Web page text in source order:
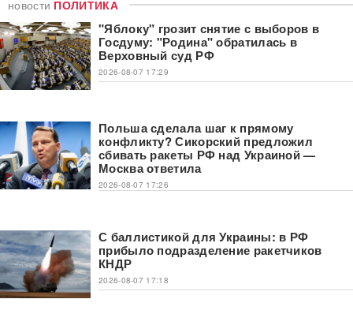
новости ПОЛИТИКА
"Яблоку" грозит снятие с выборов в
Госдуму: "Родина" обратилась в
Верховный суд РФ
2026-08-07 17:29
Польша сделала шаг к прямому
конфликту? Сикорский предложил
сбивать ракеты РФ над Украиной —
Москва ответила
2026-08-07 17:26
С баллистикой для Украины: в РФ
прибыло подразделение ракетчиков
КНДР
2026-08-07 17:18